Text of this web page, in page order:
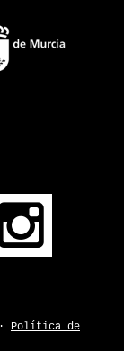
Política de